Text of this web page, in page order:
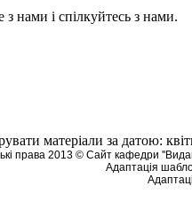
нами і спілкуйтесь з нами.
матеріали за датою:
права 2013 © Сайт кафедри
Адаптація